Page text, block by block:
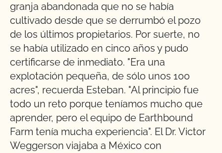
granja abandonada que no se había
cultivado desde que se derrumbó el pozo
de los últimos propietarios. Por suerte, no
se había utilizado en cinco años y pudo
certificarse de inmediato. "Era una
explotación pequeña, de sólo unos 100
acres", recuerda Esteban. "Al principio fue
todo un reto porque teníamos mucho que
aprender, pero el equipo de Earthbound
Farm tenía mucha experiencia". El Dr. Victor
Weggerson viajaba a México con